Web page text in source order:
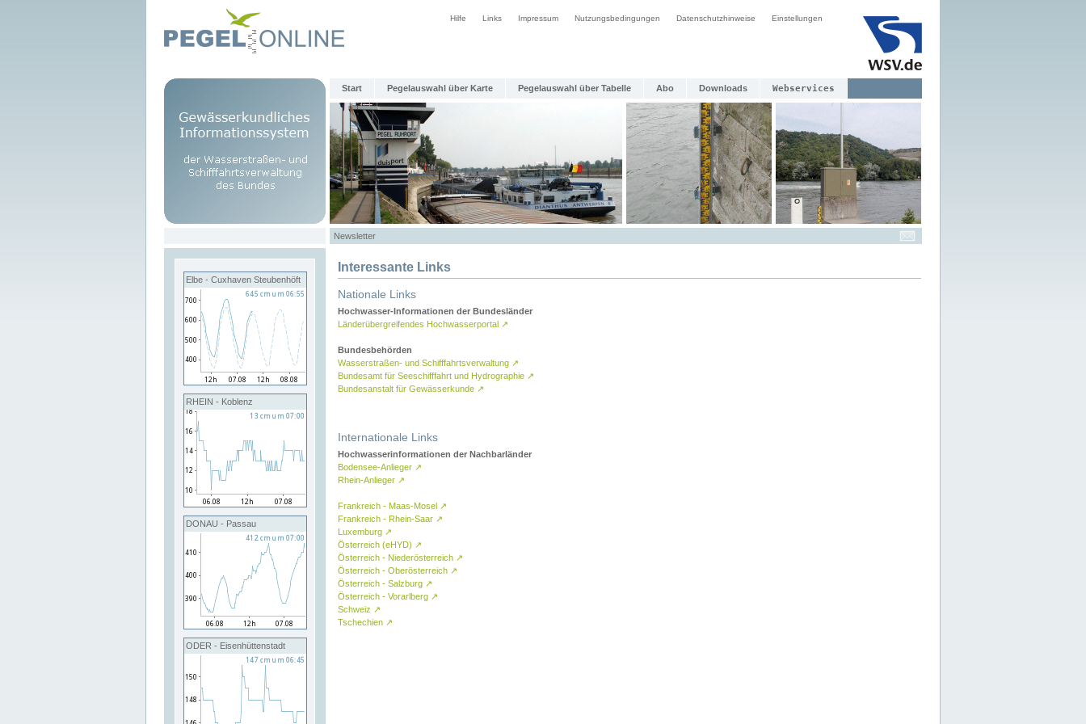
Hilfe Links Impressum Nutzungsbedingungen Datenschutzhinweise Einstellungen
Start Pegelauswahl über Karte Pegelauswahl über Tabelle Abo Downloads Webservices
Newsletter
Elbe - Cuxhaven Steubenhöft
RHEIN - Koblenz
DONAU - Passau
ODER - Eisenhüttenstadt
Interessante Links
Nationale Links
Hochwasser-Informationen der Bundesländer
Länderübergreifendes Hochwasserportal ↗
Bundesbehörden
Wasserstraßen- und Schifffahrtsverwaltung ↗
Bundesamt für Seeschifffahrt und Hydrographie ↗
Bundesanstalt für Gewässerkunde ↗
Internationale Links
Hochwasserinformationen der Nachbarländer
Bodensee-Anlieger ↗
Rhein-Anlieger ↗
Frankreich - Maas-Mosel ↗
Frankreich - Rhein-Saar ↗
Luxemburg ↗
Österreich (eHYD) ↗
Österreich - Niederösterreich ↗
Österreich - Oberösterreich ↗
Österreich - Salzburg ↗
Österreich - Vorarlberg ↗
Schweiz ↗
Tschechien ↗